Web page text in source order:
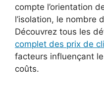
compte l’orientation
l’isolation, le nombre
Découvrez tous les
complet des prix de
facteurs influençant
coûts.